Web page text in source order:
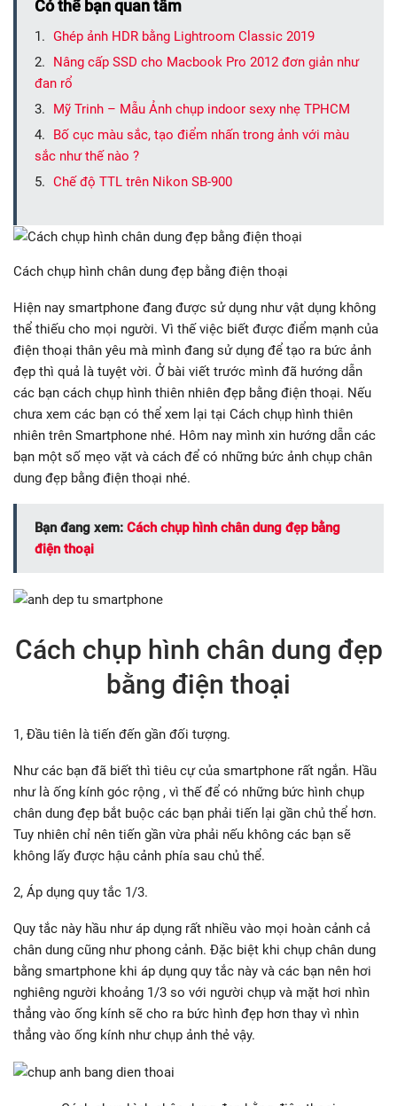
Có thể bạn quan tâm
Ghép ảnh HDR bằng Lightroom Classic 2019
Nâng cấp SSD cho Macbook Pro 2012 đơn giản như
đan rổ
Mỹ Trinh – Mẫu Ảnh chụp indoor sexy nhẹ TPHCM
Bố cục màu sắc, tạo điểm nhấn trong ảnh với màu
sắc như thế nào ?
Chế độ TTL trên Nikon SB-900
Cách chụp hình chân dung đẹp bằng điện thoại
Hiện nay smartphone đang được sử dụng như vật dụng không
thể thiếu cho mọi người. Vì thế việc biết được điểm mạnh của
điện thoại thân yêu mà mình đang sử dụng để tạo ra bức ảnh
đẹp thì quả là tuyệt vời. Ở bài viết trước mình đã hướng dẫn
các bạn cách chụp hình thiên nhiên đẹp bằng điện thoại. Nếu
chưa xem các bạn có thể xem lại tại Cách chụp hình thiên
nhiên trên Smartphone nhé. Hôm nay mình xin hướng dẫn các
bạn một số mẹo vặt và cách để có những bức ảnh chụp chân
dung đẹp bằng điện thoại nhé.
Bạn đang xem: Cách chụp hình chân dung đẹp bằng
điện thoại
Cách chụp hình chân dung đẹp
bằng điện thoại
1, Đầu tiên là tiến đến gần đối tượng.
Như các bạn đã biết thì tiêu cự của smartphone rất ngắn. Hầu
như là ống kính góc rộng , vì thế để có những bức hình chụp
chân dung đẹp bắt buộc các bạn phải tiến lại gần chủ thể hơn.
Tuy nhiên chỉ nên tiến gần vừa phải nếu không các bạn sẽ
không lấy được hậu cảnh phía sau chủ thể.
2, Áp dụng quy tắc 1/3.
Quy tắc này hầu như áp dụng rất nhiều vào mọi hoàn cảnh cả
chân dung cũng như phong cảnh. Đặc biệt khi chụp chân dung
bằng smartphone khi áp dụng quy tắc này và các bạn nên hơi
nghiêng người khoảng 1/3 so với người chụp và mặt hơi nhìn
thẳng vào ống kính sẽ cho ra bức hình đẹp hơn thay vì nhìn
thẳng vào ống kính như chụp ảnh thẻ vậy.